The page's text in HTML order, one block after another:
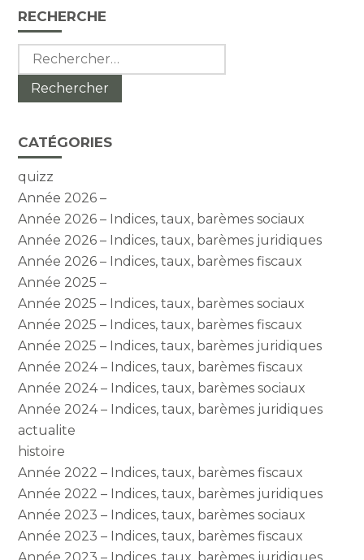
Blog
sidebar
RECHERCHE
Rechercher :
CATÉGORIES
quizz
Année 2026 –
Année 2026 – Indices, taux, barèmes sociaux
Année 2026 – Indices, taux, barèmes juridiques
Année 2026 – Indices, taux, barèmes fiscaux
Année 2025 –
Année 2025 – Indices, taux, barèmes sociaux
Année 2025 – Indices, taux, barèmes fiscaux
Année 2025 – Indices, taux, barèmes juridiques
Année 2024 – Indices, taux, barèmes fiscaux
Année 2024 – Indices, taux, barèmes sociaux
Année 2024 – Indices, taux, barèmes juridiques
actualite
histoire
Année 2022 – Indices, taux, barèmes fiscaux
Année 2022 – Indices, taux, barèmes juridiques
Année 2023 – Indices, taux, barèmes sociaux
Année 2023 – Indices, taux, barèmes fiscaux